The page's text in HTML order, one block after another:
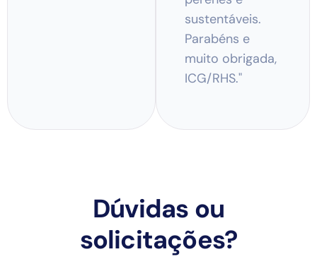
sustentáveis.
Parabéns e
muito obrigada,
ICG/RHS."
Dúvidas ou
solicitações?